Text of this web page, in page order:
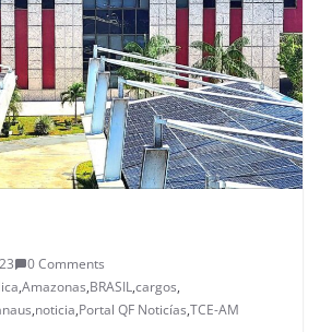
0 Comments
,Amazonas,BRASIL,cargos,
,noticia,Portal QF Noticías,TCE-AM